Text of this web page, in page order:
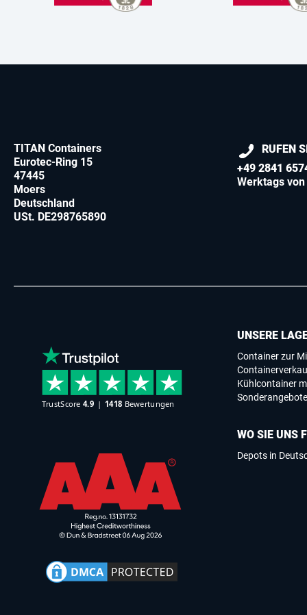
TITAN Containers
Eurotec-Ring 15
47445
Moers
Deutschland
USt. DE298765890
RUFEN
+49 2841
Werktags
UNSERE
Container zur
Kühlcontainer
Sonderangebote
WO SIE UNS
Depots in